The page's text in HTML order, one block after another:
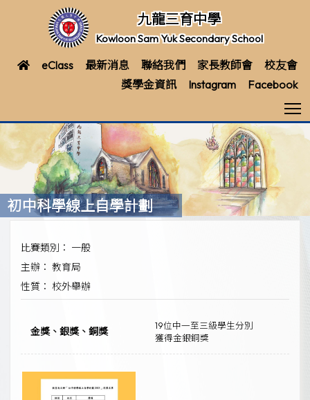
九龍三育中學
Kowloon Sam Yuk Secondary School
eClass 最新消息 聯絡我們 家長教師會
校友會
獎學金資訊
Instagram Facebook
初中科學線上自學計劃
比賽類別： 一般
主辦： 教育局
性質： 校外舉辦
金獎、銀獎、銅獎
19位中一至三級學生分別
獲得金銀銅獎